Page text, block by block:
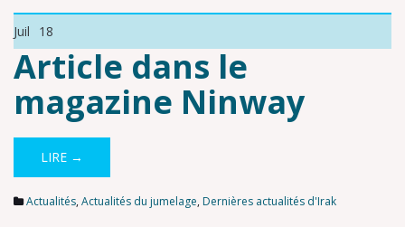
Juil 18
Article dans le
magazine Ninway
LIRE →
Actualités,Actualités du jumelage,Dernières actualités d'Irak